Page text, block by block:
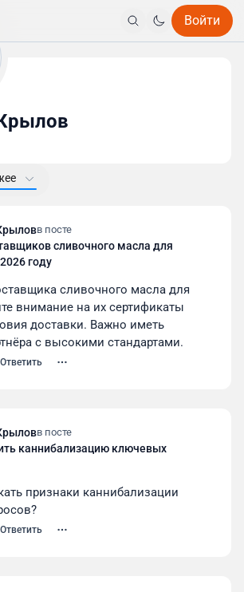
Войти
в посте
сливочного масла для
году
сливочного масла для
внимание на их сертификаты
доставки. Важно иметь
с высокими стандартами.
Ответить
в посте
каннибализацию ключевых
признаки каннибализации
Ответить